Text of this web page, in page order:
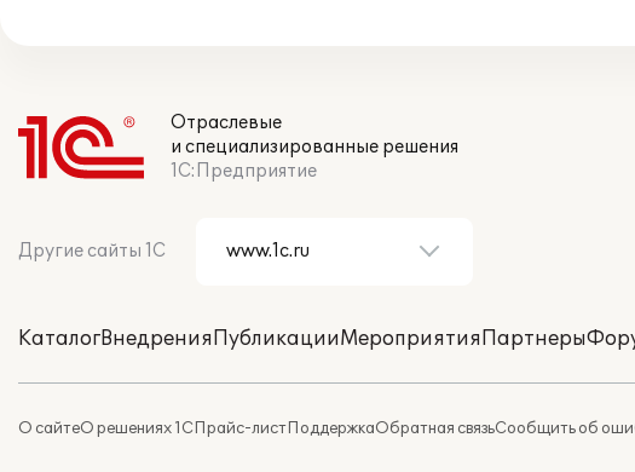
Отраслевые
и специализированные решения
1С:Предприятие
Другие сайты 1С
КаталогВнедренияПубликацииМероприятияПартнеры
О сайтеО решениях 1СПрайс-листПоддержкаОбратная связьСообщить об